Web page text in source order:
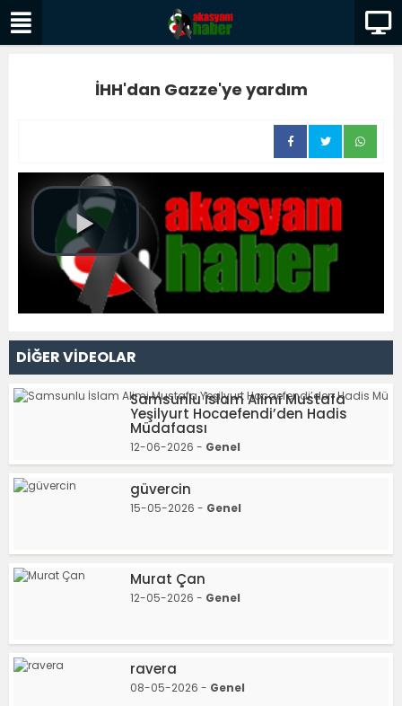
İHH'dan Gazze'ye yardım
DİĞER VİDEOLAR
Samsunlu İslam Alimi Mustafa
Yeşilyurt Hocaefendi’den Hadis
Müdafaası
12-06-2026 - Genel
güvercin
15-05-2026 - Genel
Murat Çan
12-05-2026 - Genel
ravera
08-05-2026 - Genel